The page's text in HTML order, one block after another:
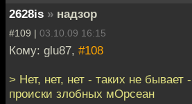
2628is » надзор
#109 | 03.10.09 16:15
Кому: glu87, #108
> Нет, нет, нет - таких не бывает
происки злобных мОрсеан